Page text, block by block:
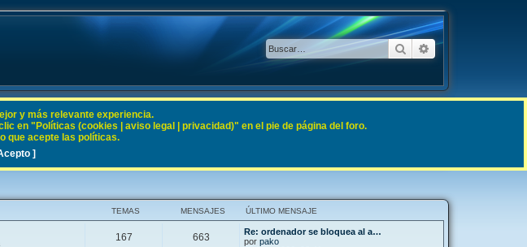
BuscarBúsqueda
TEMAS MENSAJES ÚLTIMO MENSAJE
167 663
Re: ordenador se bloquea al a…
por pako
y más relevante experiencia.
en "Políticas (cookies | aviso legal | privacidad)" en el pie de página del foro.
que acepte las políticas.
]